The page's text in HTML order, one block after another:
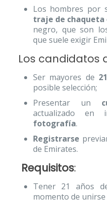
Los hombres por
traje de chaqueta
negro, que son
que suele exigir
Los candidatos
Ser mayores de
posible selección;
Presentar un
actualizado en
fotografía.
Registrarse
de Emirates.
Requisitos:
Tener 21 años
momento de unirse